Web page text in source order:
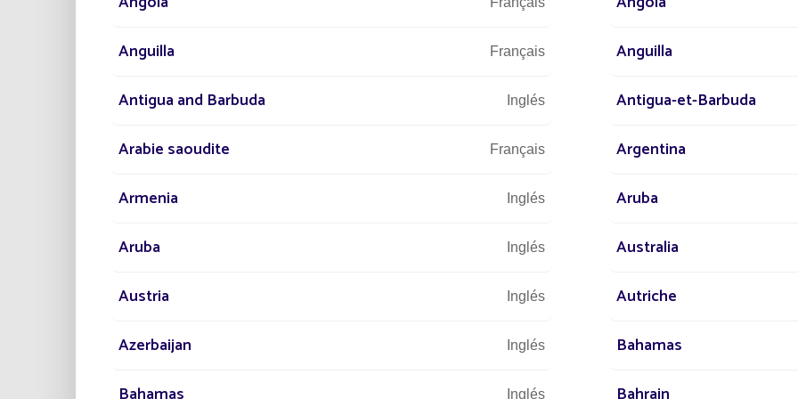
Anguilla Français Anguilla
Antigua and Barbuda Inglés Antigua-et-Barbuda
Arabie saoudite Français Argentina
Armenia Inglés Aruba
Aruba Inglés Australia
Austria Inglés Autriche
Azerbaijan Inglés Bahamas
Inglés